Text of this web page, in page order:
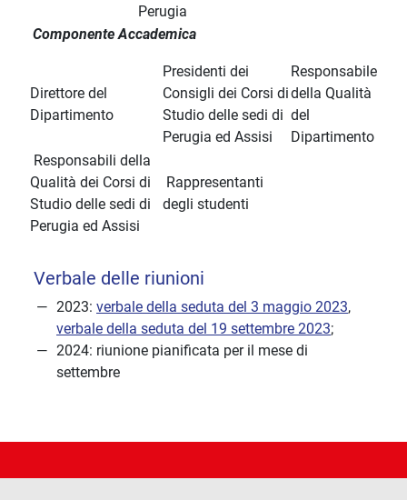
Perugia
Componente Accademica
Direttore del
Dipartimento
Presidenti dei
Consigli dei Corsi di
Studio delle sedi di
Perugia ed Assisi
Responsabile
della Qualità
del
Dipartimento
Responsabili della
Qualità dei Corsi di
Studio delle sedi di
Perugia ed Assisi
Rappresentanti
degli studenti
Verbale delle riunioni
2023: verbale della seduta del 3 maggio 2023,
verbale della seduta del 19 settembre 2023;
2024: riunione pianificata per il mese di
settembre